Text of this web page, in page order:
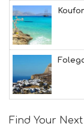
Find Your